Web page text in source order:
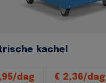
kachel
dag € 2,36/dag